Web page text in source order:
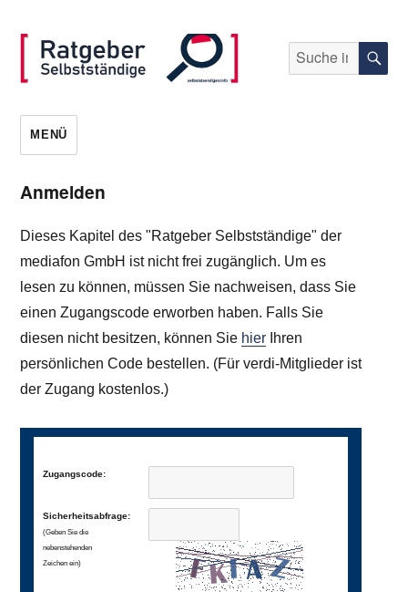
selbststaendigen.info
Suche
nach:
MENÜ
Anmelden
Dieses Kapitel des "Ratgeber Selbstständige" der
mediafon GmbH ist nicht frei zugänglich. Um es
lesen zu können, müssen Sie nachweisen, dass Sie
einen Zugangscode erworben haben. Falls Sie
diesen nicht besitzen, können Sie hier Ihren
persönlichen Code bestellen. (Für verdi-Mitglieder ist
der Zugang kostenlos.)
Zugangscode:
Sicherheitsabfrage:
(Geben Sie die
nebenstehenden
Zeichen ein)